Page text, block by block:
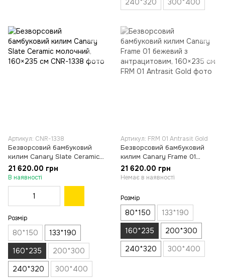
240*320
300*400
Артикул: CNR-1338
Безворсовий бамбуковий
килим Canary Slate Ceramic
молочний, 160×235 см
21 620.00 грн
В наявності
Розмір
80*150
133*190
160*235
200*300
240*320
300*400
Артикул: FRM 01 Antrasit Gold
Безворсовий бамбуковий
килим Canary Frame 01
бежевий з антрацитовим,
160×235 см
21 620.00 грн
Немає в наявності
Розмір
80*150
133*190
160*235
200*300
240*320
300*400